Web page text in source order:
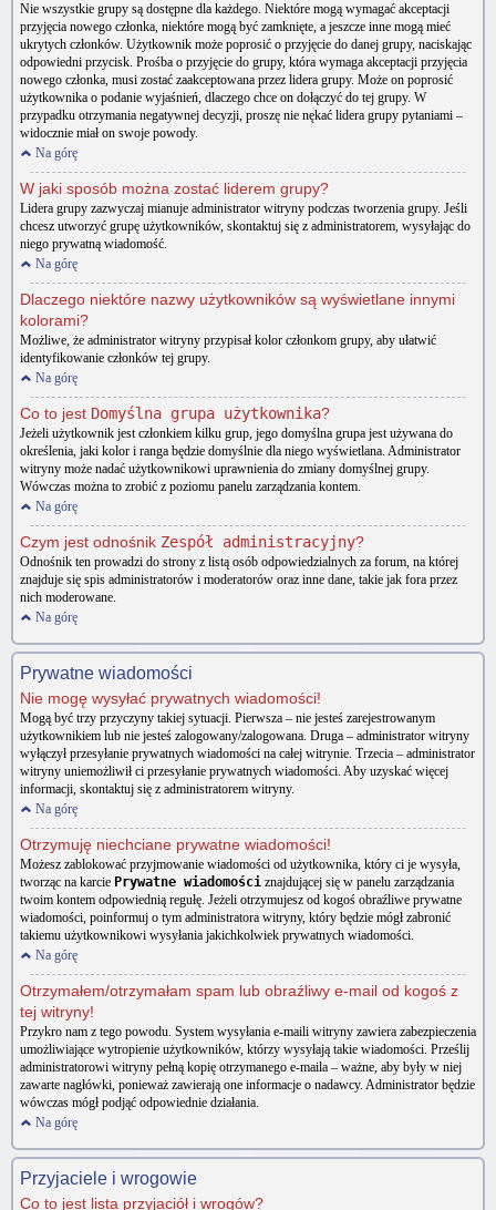
Nie wszystkie grupy są dostępne dla każdego. Niektóre mogą wymagać akceptacji
przyjęcia nowego członka, niektóre mogą być zamknięte, a jeszcze inne mogą mieć
ukrytych członków. Użytkownik może poprosić o przyjęcie do danej grupy, naciskając
odpowiedni przycisk. Prośba o przyjęcie do grupy, która wymaga akceptacji przyjęcia
nowego członka, musi zostać zaakceptowana przez lidera grupy. Może on poprosić
użytkownika o podanie wyjaśnień, dlaczego chce on dołączyć do tej grupy. W
przypadku otrzymania negatywnej decyzji, proszę nie nękać lidera grupy pytaniami –
widocznie miał on swoje powody.
Na górę
W jaki sposób można zostać liderem grupy?
Lidera grupy zazwyczaj mianuje administrator witryny podczas tworzenia grupy. Jeśli
chcesz utworzyć grupę użytkowników, skontaktuj się z administratorem, wysyłając do
niego prywatną wiadomość.
Na górę
Dlaczego niektóre nazwy użytkowników są wyświetlane innymi
kolorami?
Możliwe, że administrator witryny przypisał kolor członkom grupy, aby ułatwić
identyfikowanie członków tej grupy.
Na górę
Co to jest Domyślna grupa użytkownika?
Jeżeli użytkownik jest członkiem kilku grup, jego domyślna grupa jest używana do
określenia, jaki kolor i ranga będzie domyślnie dla niego wyświetlana. Administrator
witryny może nadać użytkownikowi uprawnienia do zmiany domyślnej grupy.
Wówczas można to zrobić z poziomu panelu zarządzania kontem.
Na górę
Czym jest odnośnik Zespół administracyjny?
Odnośnik ten prowadzi do strony z listą osób odpowiedzialnych za forum, na której
znajduje się spis administratorów i moderatorów oraz inne dane, takie jak fora przez
nich moderowane.
Na górę
Prywatne wiadomości
Nie mogę wysyłać prywatnych wiadomości!
Mogą być trzy przyczyny takiej sytuacji. Pierwsza – nie jesteś zarejestrowanym
użytkownikiem lub nie jesteś zalogowany/zalogowana. Druga – administrator witryny
wyłączył przesyłanie prywatnych wiadomości na całej witrynie. Trzecia – administrator
witryny uniemożliwił ci przesyłanie prywatnych wiadomości. Aby uzyskać więcej
informacji, skontaktuj się z administratorem witryny.
Na górę
Otrzymuję niechciane prywatne wiadomości!
Możesz zablokować przyjmowanie wiadomości od użytkownika, który ci je wysyła,
tworząc na karcie Prywatne wiadomości znajdującej się w panelu zarządzania
twoim kontem odpowiednią regułę. Jeżeli otrzymujesz od kogoś obraźliwe prywatne
wiadomości, poinformuj o tym administratora witryny, który będzie mógł zabronić
takiemu użytkownikowi wysyłania jakichkolwiek prywatnych wiadomości.
Na górę
Otrzymałem/otrzymałam spam lub obraźliwy e-mail od kogoś z
tej witryny!
Przykro nam z tego powodu. System wysyłania e-maili witryny zawiera zabezpieczenia
umożliwiające wytropienie użytkowników, którzy wysyłają takie wiadomości. Prześlij
administratorowi witryny pełną kopię otrzymanego e-maila – ważne, aby były w niej
zawarte nagłówki, ponieważ zawierają one informacje o nadawcy. Administrator będzie
wówczas mógł podjąć odpowiednie działania.
Na górę
Przyjaciele i wrogowie
Co to jest lista przyjaciół i wrogów?